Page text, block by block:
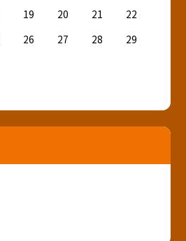
19 20 21
22
26 27 28
29